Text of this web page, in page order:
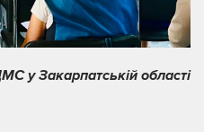
у Закарпатській області